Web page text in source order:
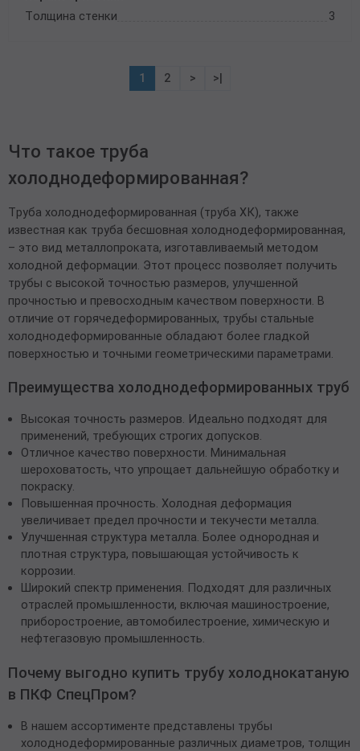
Толщина стенки
3
1 2 > >|
Что такое труба
холоднодеформированная?
Труба холоднодеформированная (труба ХК), также
известная как труба бесшовная холоднодеформированная,
– это вид металлопроката, изготавливаемый методом
холодной деформации. Этот процесс позволяет получить
трубы с высокой точностью размеров, улучшенной
прочностью и превосходным качеством поверхности. В
отличие от горячедеформированных, трубы стальные
холоднодеформированные обладают более гладкой
поверхностью и точными геометрическими параметрами.
Преимущества холоднодеформированных труб
Высокая точность размеров. Идеально подходят для
применений, требующих строгих допусков.
Отличное качество поверхности. Минимальная
шероховатость, что упрощает дальнейшую обработку и
покраску.
Повышенная прочность. Холодная деформация
увеличивает предел прочности и текучести металла.
Улучшенная структура металла. Более однородная и
плотная структура, повышающая устойчивость к
коррозии.
Широкий спектр применения. Подходят для различных
отраслей промышленности, включая машиностроение,
приборостроение, автомобилестроение, химическую и
нефтегазовую промышленность.
Почему выгодно купить трубу холоднокатаную
в ПКФ СпецПром?
В нашем ассортименте представлены трубы
холоднодеформированные различных диаметров, толщин